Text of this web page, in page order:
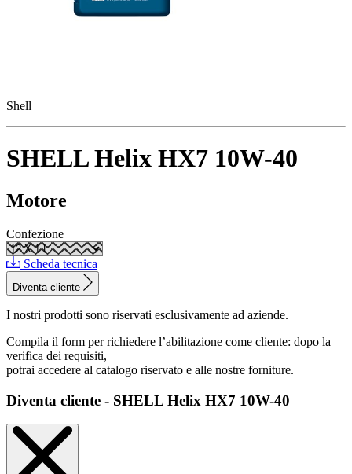
Shell
SHELL Helix HX7 10W-40
Motore
Confezione
Scheda tecnica
Diventa cliente
I nostri prodotti sono riservati esclusivamente ad aziende.
Compila il form per richiedere l’abilitazione come cliente: dopo la
verifica dei requisiti,
potrai accedere al catalogo riservato e alle nostre forniture.
Diventa cliente - SHELL Helix HX7 10W-40